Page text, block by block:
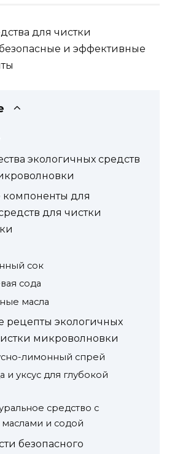
для чистки
и эффективные
экологичных средств
для
для чистки
сок
сода
масла
экологичных
микроволновки
лимонный спрей
и уксус для глубокой
средство с
и содой
безопасного